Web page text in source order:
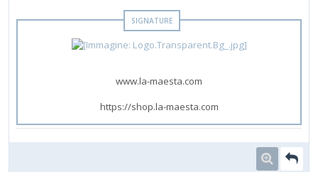
www.la-maesta.com
https://shop.la-maesta.com